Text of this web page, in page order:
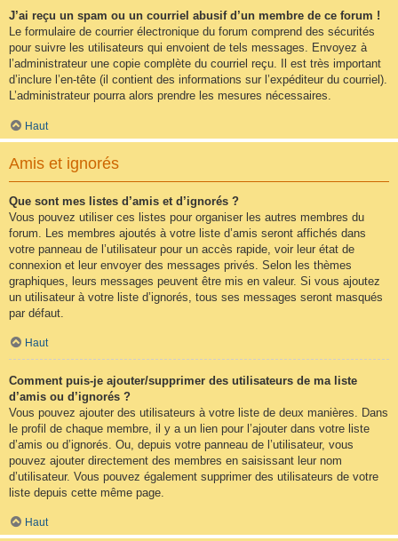
J’ai reçu un spam ou un courriel abusif d’un membre de ce forum !
Le formulaire de courrier électronique du forum comprend des sécurités
pour suivre les utilisateurs qui envoient de tels messages. Envoyez à
l’administrateur une copie complète du courriel reçu. Il est très important
d’inclure l’en-tête (il contient des informations sur l’expéditeur du courriel).
L’administrateur pourra alors prendre les mesures nécessaires.
Haut
Amis et ignorés
Que sont mes listes d’amis et d’ignorés ?
Vous pouvez utiliser ces listes pour organiser les autres membres du
forum. Les membres ajoutés à votre liste d’amis seront affichés dans
votre panneau de l’utilisateur pour un accès rapide, voir leur état de
connexion et leur envoyer des messages privés. Selon les thèmes
graphiques, leurs messages peuvent être mis en valeur. Si vous ajoutez
un utilisateur à votre liste d’ignorés, tous ses messages seront masqués
par défaut.
Haut
Comment puis-je ajouter/supprimer des utilisateurs de ma liste
d’amis ou d’ignorés ?
Vous pouvez ajouter des utilisateurs à votre liste de deux manières. Dans
le profil de chaque membre, il y a un lien pour l’ajouter dans votre liste
d’amis ou d’ignorés. Ou, depuis votre panneau de l’utilisateur, vous
pouvez ajouter directement des membres en saisissant leur nom
d’utilisateur. Vous pouvez également supprimer des utilisateurs de votre
liste depuis cette même page.
Haut